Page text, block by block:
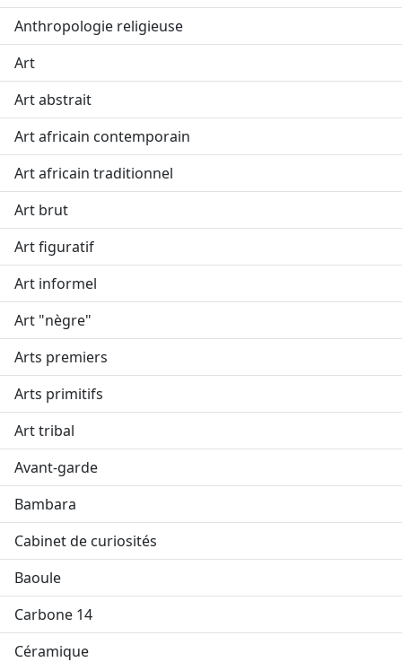
Anthropologie religieuse
Art
Art abstrait
Art africain contemporain
Art africain traditionnel
Art brut
Art figuratif
Art informel
Art "nègre"
Arts premiers
Arts primitifs
Art tribal
Avant-garde
Bambara
Cabinet de curiosités
Baoule
Carbone 14
Céramique